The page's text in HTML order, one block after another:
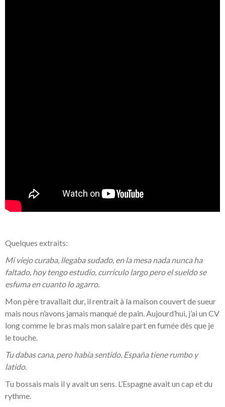
Quelques extraits:
Mi viejo curaba, llegaba sudado, en la mesa nada nunca ha
faltado, hoy tengo estudio, currículo largo pero el sueldo se
esfuma en cuanto lo agarro.
Mon père travallait dur, il rentrait à la maison couvert de sueur
mais nous n’avons jamais manqué de pain. Aujourd’hui, j’ai un CV
long comme le bras mais mon salaire part en fumée dès que je
le touche.
Tu dabas cana, pero había sentido. España tiene rumbo y
latido.
Tu bossais mais il y avait un sens. L’Espagne avait un cap et du
rythme.